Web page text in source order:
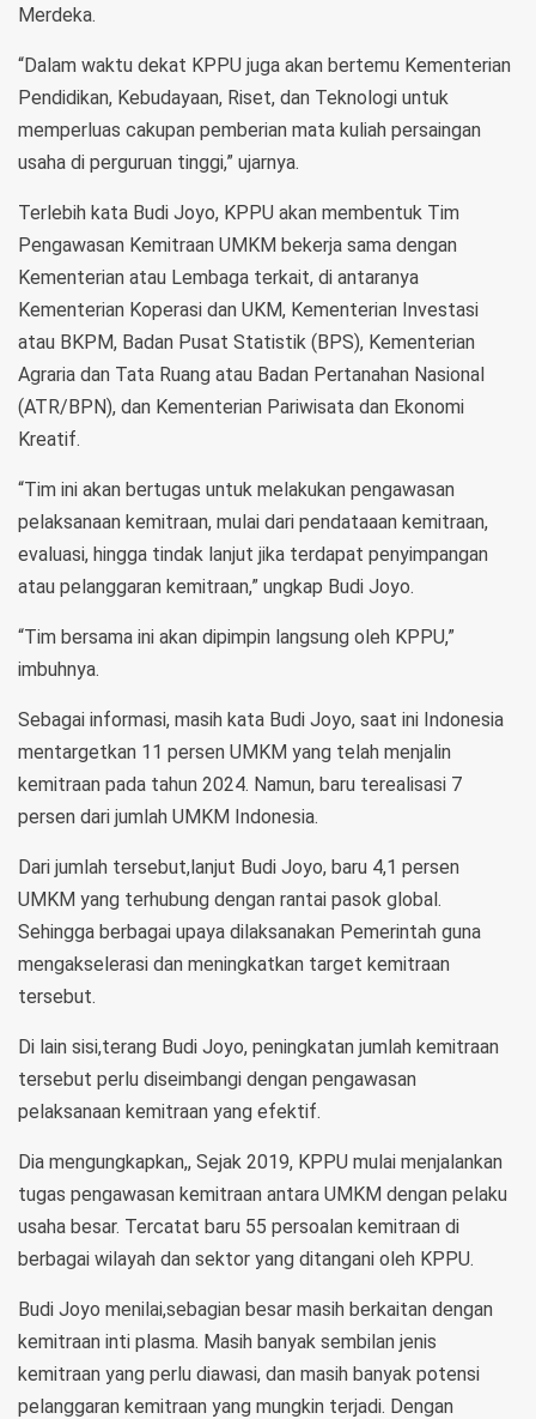
Merdeka.
“Dalam waktu dekat KPPU juga akan bertemu Kementerian
Pendidikan, Kebudayaan, Riset, dan Teknologi untuk
memperluas cakupan pemberian mata kuliah persaingan
usaha di perguruan tinggi,” ujarnya.
Terlebih kata Budi Joyo, KPPU akan membentuk Tim
Pengawasan Kemitraan UMKM bekerja sama dengan
Kementerian atau Lembaga terkait, di antaranya
Kementerian Koperasi dan UKM, Kementerian Investasi
atau BKPM, Badan Pusat Statistik (BPS), Kementerian
Agraria dan Tata Ruang atau Badan Pertanahan Nasional
(ATR/BPN), dan Kementerian Pariwisata dan Ekonomi
Kreatif.
“Tim ini akan bertugas untuk melakukan pengawasan
pelaksanaan kemitraan, mulai dari pendataaan kemitraan,
evaluasi, hingga tindak lanjut jika terdapat penyimpangan
atau pelanggaran kemitraan,” ungkap Budi Joyo.
“Tim bersama ini akan dipimpin langsung oleh KPPU,”
imbuhnya.
Sebagai informasi, masih kata Budi Joyo, saat ini Indonesia
mentargetkan 11 persen UMKM yang telah menjalin
kemitraan pada tahun 2024. Namun, baru terealisasi 7
persen dari jumlah UMKM Indonesia.
Dari jumlah tersebut,lanjut Budi Joyo, baru 4,1 persen
UMKM yang terhubung dengan rantai pasok global.
Sehingga berbagai upaya dilaksanakan Pemerintah guna
mengakselerasi dan meningkatkan target kemitraan
tersebut.
Di lain sisi,terang Budi Joyo, peningkatan jumlah kemitraan
tersebut perlu diseimbangi dengan pengawasan
pelaksanaan kemitraan yang efektif.
Dia mengungkapkan,, Sejak 2019, KPPU mulai menjalankan
tugas pengawasan kemitraan antara UMKM dengan pelaku
usaha besar. Tercatat baru 55 persoalan kemitraan di
berbagai wilayah dan sektor yang ditangani oleh KPPU.
Budi Joyo menilai,sebagian besar masih berkaitan dengan
kemitraan inti plasma. Masih banyak sembilan jenis
kemitraan yang perlu diawasi, dan masih banyak potensi
pelanggaran kemitraan yang mungkin terjadi. Dengan